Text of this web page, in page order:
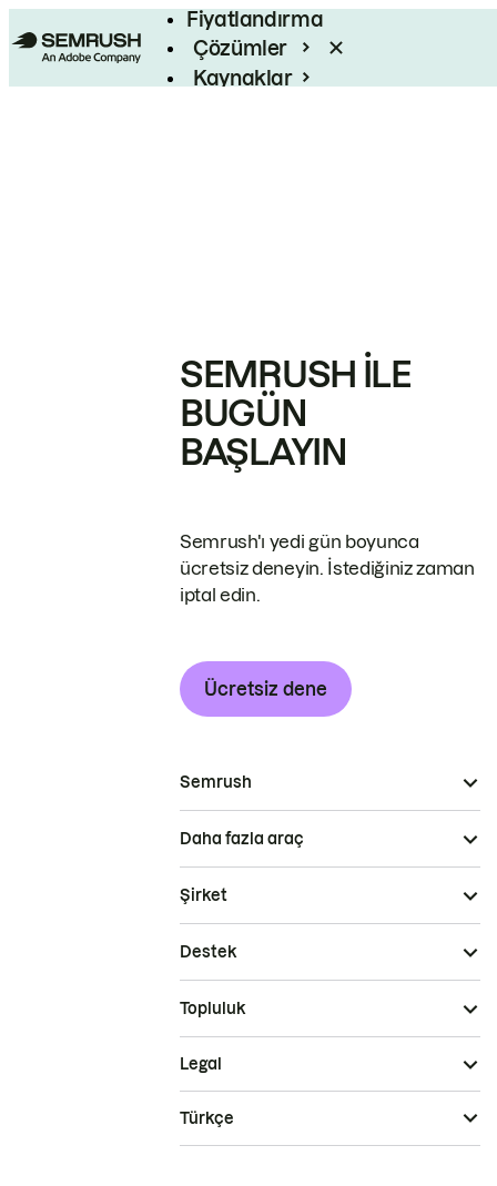
Fiyatlandırma
Çözümler
Kaynaklar
SEMRUSH ILE
BUGÜN
BAŞLAYIN
Semrush'ı yedi gün boyunca
ücretsiz deneyin. İstediğiniz zaman
iptal edin.
Ücretsiz dene
Semrush
Daha fazla araç
Şirket
Destek
Topluluk
Legal
Türkçe